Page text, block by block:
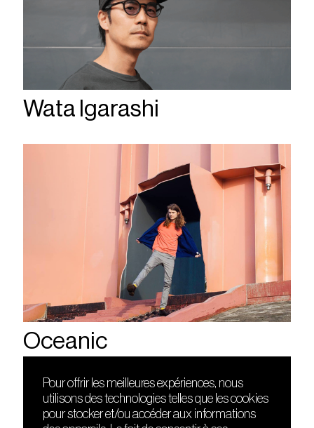
Wata Igarashi
Oceanic
DÉCOUVRIR
Le lieu
FRIENDS
Nuits sonores
Pour offrir les meilleures expériences, nous
utilisons des technologies telles que les cookies
pour stocker et/ou accéder aux informations